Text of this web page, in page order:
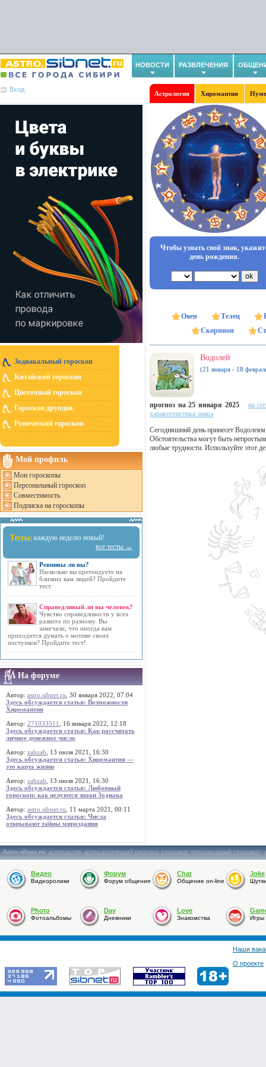
НОВОСТИ РАЗВЛЕЧЕНИЯ
Вход
Астрология Хиромантия
Зодиакальный гороскоп
Китайский гороскоп
Цветочный гороскоп
Гороскоп друидов
Рунический гороскоп
Мой профиль
Мои гороскопы
Персональный гороскоп
Совместимость
Подписка на гороскопы
Тесты: каждую неделю новый!
все тесты →
Ревнивы ли вы?
Насколько вы претендуете на
близких вам людей? Пройдите
тест.
Справедливый ли вы человек?
Чувство справедливости у всех
развито по разному. Вы
замечали, что иногда вам
приходится думать о мотиве своих
поступков? Пройдите тест!
На форуме
Автор: astro.sibnet.ru , 30 января 2022, 07:04
Здесь обсуждается статья: Возможности
Хиромантии
Автор: 271033511
, 16 января 2022, 12:18
Здесь обсуждается статья: Как рассчитать
личное денежное число
Автор: zabzab , 13 июля 2021, 16:30
Здесь обсуждается статья: Хиромантия —
это карта жизни
Автор: zabzab , 13 июля 2021, 16:30
Здесь обсуждается статья: Любовный
гороскоп: как целуются знаки Зодиака
Автор: astro.sibnet.ru , 11 марта 2021, 00:11
Здесь обсуждается статья: Числа
открывают тайны мироздания
Чтобы узнать свой знак,
день рождения.
Овен Телец
Скорпион
Водолей
(21 января - 18
прогноз на 25 января 2025
на
характеристика знака
Сегодняшний день принесет
Обстоятельства могут быть
любые трудности. Используйте этот
Astro.sibnet.ru:астрология,астрологический прогноз,гороскоп,персональный гороскоп,
Видео
Видеоролики
Форум
Форум общения
Chat
Общение on-line
Joke
Photo
Фотоальбомы
Day
Дневники
Love
Знакомства Игры
Наши
О проекте